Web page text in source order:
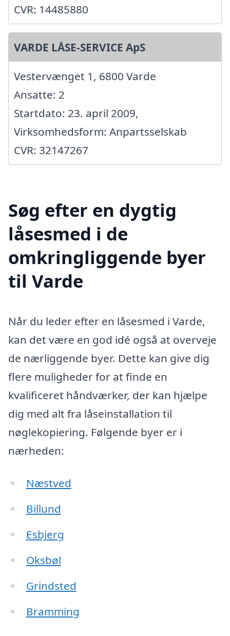
CVR: 14485880
VARDE LÅSE-SERVICE ApS
Vestervænget 1, 6800 Varde
Ansatte: 2
Startdato: 23. april 2009,
Virksomhedsform: Anpartsselskab
CVR: 32147267
Søg efter en dygtig
låsesmed i de
omkringliggende byer
til Varde
Når du leder efter en låsesmed i Varde,
kan det være en god idé også at overveje
de nærliggende byer. Dette kan give dig
flere muligheder for at finde en
kvalificeret håndværker, der kan hjælpe
dig med alt fra låseinstallation til
nøglekopiering. Følgende byer er i
nærheden:
Næstved
Billund
Esbjerg
Oksbøl
Grindsted
Bramming